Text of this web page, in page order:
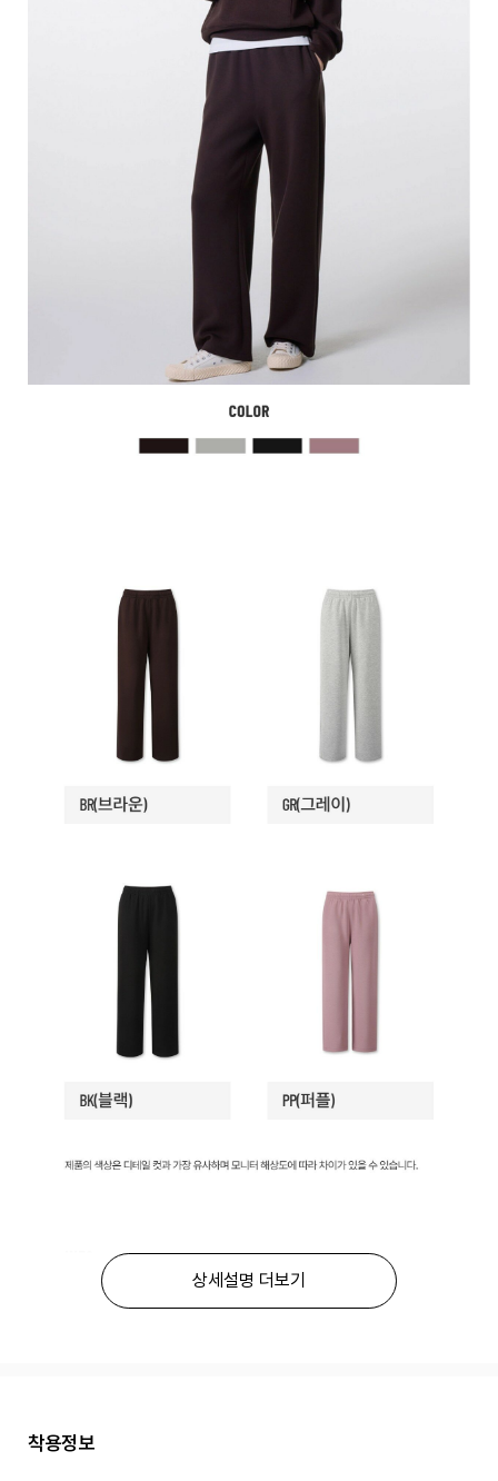
상세설명 더보기
착용정보